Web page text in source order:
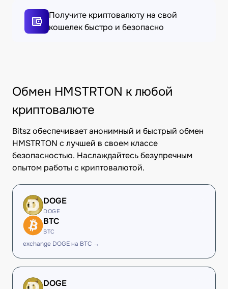
Получите криптовалюту на свой
кошелек быстро и безопасно
Обмен HMSTRTON к любой
криптовалюте
Bitsz обеспечивает анонимный и быстрый обмен
HMSTRTON с лучшей в своем классе
безопасностью. Наслаждайтесь безупречным
опытом работы с криптовалютой.
DOGE
DOGE
BTC
BTC
exchange DOGE на BTC →
DOGE